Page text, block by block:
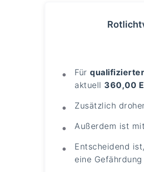
Für
aktuell 360,00
Zusätzlich
Außerdem ist mit
Entscheidend
eine